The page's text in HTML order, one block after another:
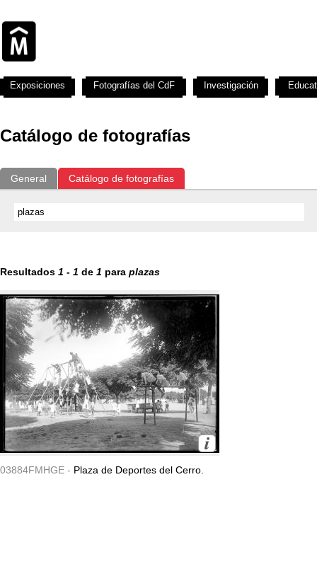
Catálogo de fotografías
General Catálogo de fotografías
Resultados 1 - 1 de 1 para plazas
03884FMHGE - Plaza de Deportes del Cerro.
Exposiciones Fotografías del CdF Investigación